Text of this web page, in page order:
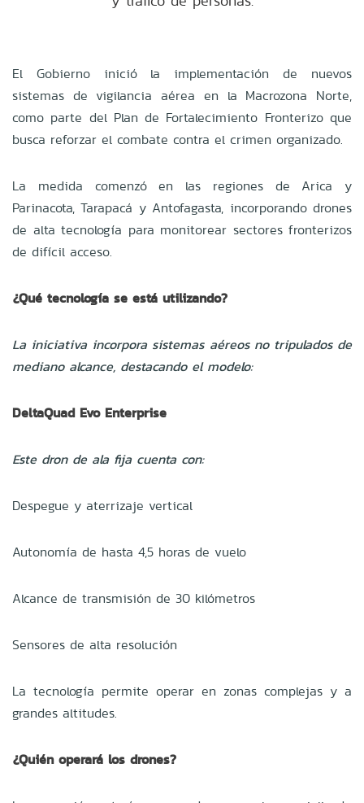
El Gobierno inició la implementación de nuevos
sistemas de vigilancia aérea en la Macrozona Norte,
como parte del Plan de Fortalecimiento Fronterizo que
busca reforzar el combate contra el crimen organizado.
La medida comenzó en las regiones de Arica y
Parinacota, Tarapacá y Antofagasta, incorporando drones
de alta tecnología para monitorear sectores fronterizos
de difícil acceso.
¿Qué tecnología se está utilizando?
La iniciativa incorpora sistemas aéreos no tripulados de
mediano alcance, destacando el modelo:
DeltaQuad Evo Enterprise
Este dron de ala fija cuenta con:
Despegue y aterrizaje vertical
Autonomía de hasta 4,5 horas de vuelo
Alcance de transmisión de 30 kilómetros
Sensores de alta resolución
La tecnología permite operar en zonas complejas y a
grandes altitudes.
¿Quién operará los drones?